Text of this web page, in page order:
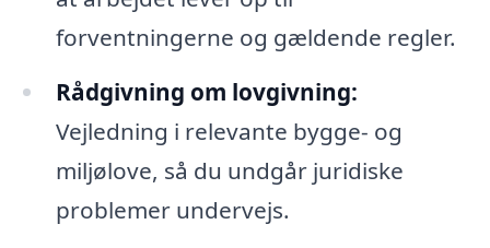
forventningerne og gældende regler.
Rådgivning om lovgivning:
Vejledning i relevante bygge- og
miljølove, så du undgår juridiske
problemer undervejs.